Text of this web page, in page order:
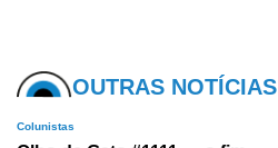
OUTRAS NOTÍCIAS
Colunistas